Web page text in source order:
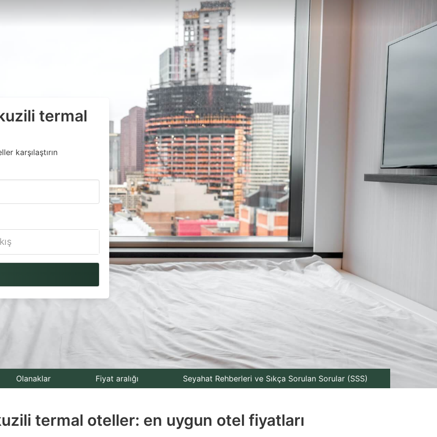
termal
karşılaştırın
Olanaklar Fiyat aralığı Seyahat Rehberleri ve Sıkça Sorulan Sorular (SSS)
termal oteller: en uygun otel fiyatları